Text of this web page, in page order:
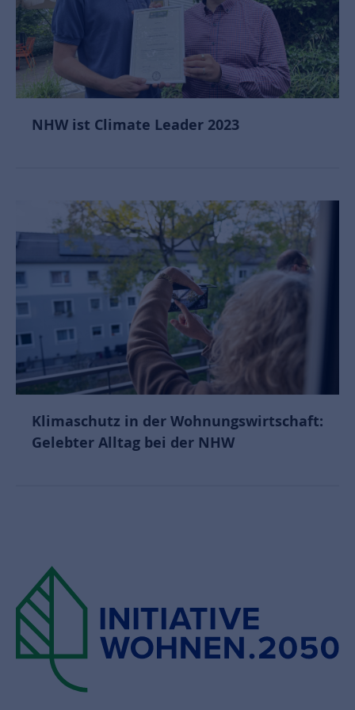
NHW ist Climate Leader 2023
Klimaschutz in der Wohnungswirtschaft:
Gelebter Alltag bei der NHW